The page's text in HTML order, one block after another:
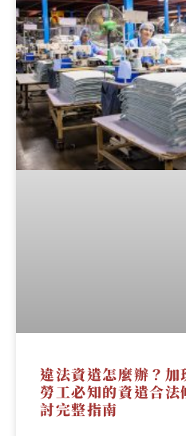
違法資遣怎麼辦？加
勞工必知的資遣合
討完整指南